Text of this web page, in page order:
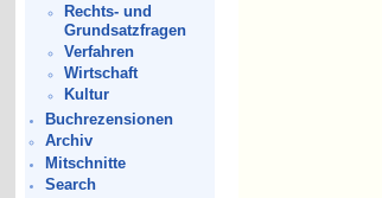
Rechts- und
Grundsatzfragen
Verfahren
Wirtschaft
Kultur
Buchrezensionen
Archiv
Mitschnitte
Search